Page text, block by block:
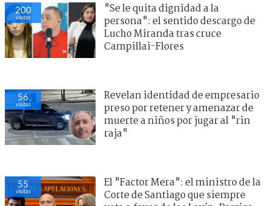
200
visitas
"Se le quita dignidad a la
persona": el sentido descargo de
Lucho Miranda tras cruce
Campillai-Flores
56
visitas
Revelan identidad de empresario
preso por retener y amenazar de
muerte a niños por jugar al "rin
raja"
55
visitas
El "Factor Mera": el ministro de la
Corte de Santiago que siempre